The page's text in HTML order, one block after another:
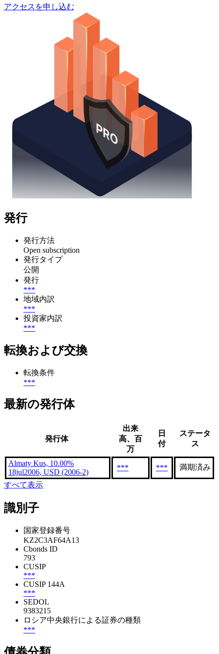
アクセスを申し込む
発行
発行方法
Open subscription
発行タイプ
公開
発行
***
地域内訳
***
投資家内訳
***
転換および交換
転換条件
***
最新の発行体
発行体
出来
高、百
万
日
付
ステータ
ス
Almaty Kus, 10.00%
18jul2006, USD (2006-2)
*** *** 満期済み
すべて表示
識別子
国家登録番号
KZ2C3AF64A13
Cbonds ID
793
CUSIP
***
CUSIP 144A
***
SEDOL
9383215
ロシア中央銀行による証券の種類
***